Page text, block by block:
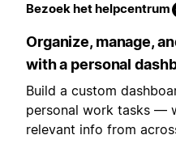
Bezoek het helpcentrum
Organize, manage,
with a personal
Build a custom
personal work tasks —
relevant info from